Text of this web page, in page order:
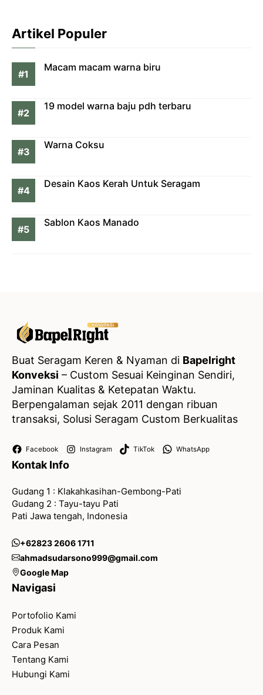
Artikel Populer
Macam macam warna biru
19 model warna baju pdh terbaru
Warna Coksu
Desain Kaos Kerah Untuk Seragam
Sablon Kaos Manado
Buat Seragam Keren & Nyaman di Bapelright
Konveksi – Custom Sesuai Keinginan Sendiri,
Jaminan Kualitas & Ketepatan Waktu.
Berpengalaman sejak 2011 dengan ribuan
transaksi, Solusi Seragam Custom Berkualitas
Facebook Instagram TikTok WhatsApp
Kontak Info
Gudang 1 : Klakahkasihan-Gembong-Pati
Gudang 2 : Tayu-tayu Pati
Pati Jawa tengah, Indonesia
+62823 2606 1711
ahmadsudarsono999@gmail.com
Google Map
Navigasi
Portofolio Kami
Produk Kami
Cara Pesan
Tentang Kami
Hubungi Kami